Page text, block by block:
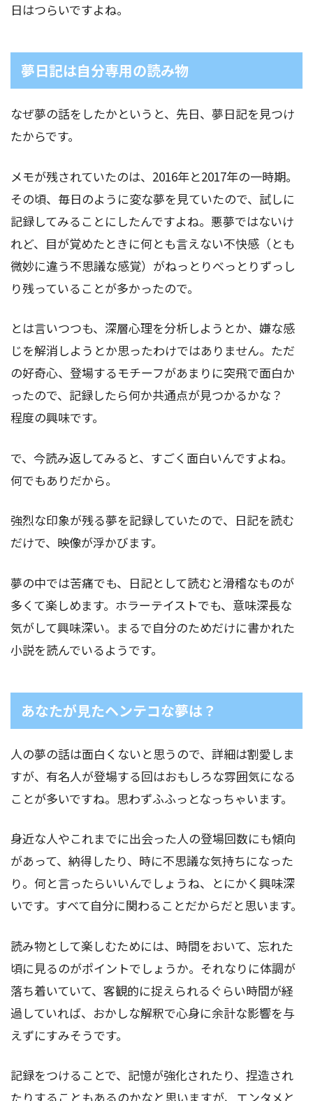
日はつらいですよね。
夢日記は自分専用の読み物
なぜ夢の話をしたかというと、先日、夢日記を見つけ
たからです。
メモが残されていたのは、2016年と2017年の一時期。
その頃、毎日のように変な夢を見ていたので、試しに
記録してみることにしたんですよね。悪夢ではないけ
れど、目が覚めたときに何とも言えない不快感（とも
微妙に違う不思議な感覚）がねっとりべっとりずっし
り残っていることが多かったので。
とは言いつつも、深層心理を分析しようとか、嫌な感
じを解消しようとか思ったわけではありません。ただ
の好奇心、登場するモチーフがあまりに突飛で面白か
ったので、記録したら何か共通点が見つかるかな？
程度の興味です。
で、今読み返してみると、すごく面白いんですよね。
何でもありだから。
強烈な印象が残る夢を記録していたので、日記を読む
だけで、映像が浮かびます。
夢の中では苦痛でも、日記として読むと滑稽なものが
多くて楽しめます。ホラーテイストでも、意味深長な
気がして興味深い。まるで自分のためだけに書かれた
小説を読んでいるようです。
あなたが見たヘンテコな夢は？
人の夢の話は面白くないと思うので、詳細は割愛しま
すが、有名人が登場する回はおもしろな雰囲気になる
ことが多いですね。思わずふふっとなっちゃいます。
身近な人やこれまでに出会った人の登場回数にも傾向
があって、納得したり、時に不思議な気持ちになった
り。何と言ったらいいんでしょうね、とにかく興味深
いです。すべて自分に関わることだからだと思います。
読み物として楽しむためには、時間をおいて、忘れた
頃に見るのがポイントでしょうか。それなりに体調が
落ち着いていて、客観的に捉えられるぐらい時間が経
過していれば、おかしな解釈で心身に余計な影響を与
えずにすみそうです。
記録をつけることで、記憶が強化されたり、捏造され
たりすることもあるのかなと思いますが、エンタメと